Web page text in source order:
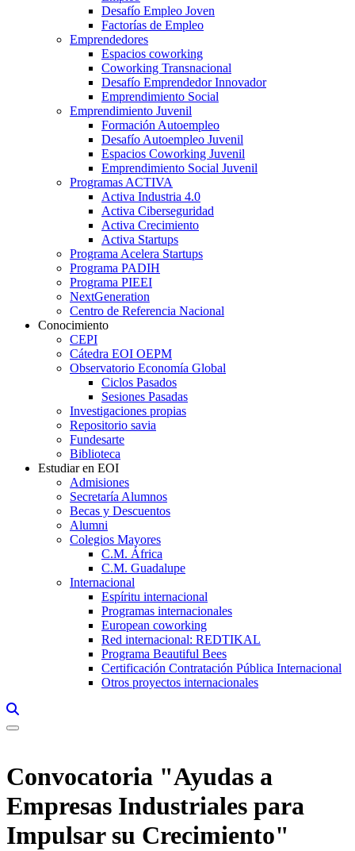
Desafío Empleo Joven
Factorías de Empleo
Emprendedores
Espacios coworking
Coworking Transnacional
Desafío Emprendedor Innovador
Emprendimiento Social
Emprendimiento Juvenil
Formación Autoempleo
Desafío Autoempleo Juvenil
Espacios Coworking Juvenil
Emprendimiento Social Juvenil
Programas ACTIVA
Activa Industria 4.0
Activa Ciberseguridad
Activa Crecimiento
Activa Startups
Programa Acelera Startups
Programa PADIH
Programa PIEEI
NextGeneration
Centro de Referencia Nacional
Conocimiento
CEPI
Cátedra EOI OEPM
Observatorio Economía Global
Ciclos Pasados
Sesiones Pasadas
Investigaciones propias
Repositorio savia
Fundesarte
Biblioteca
Estudiar en EOI
Admisiones
Secretaría Alumnos
Becas y Descuentos
Alumni
Colegios Mayores
C.M. África
C.M. Guadalupe
Internacional
Espíritu internacional
Programas internacionales
European coworking
Red internacional: REDTIKAL
Programa Beautiful Bees
Certificación Contratación Pública Internacional
Otros proyectos internacionales
Convocatoria "Ayudas a
Empresas Industriales para
Impulsar su Crecimiento"